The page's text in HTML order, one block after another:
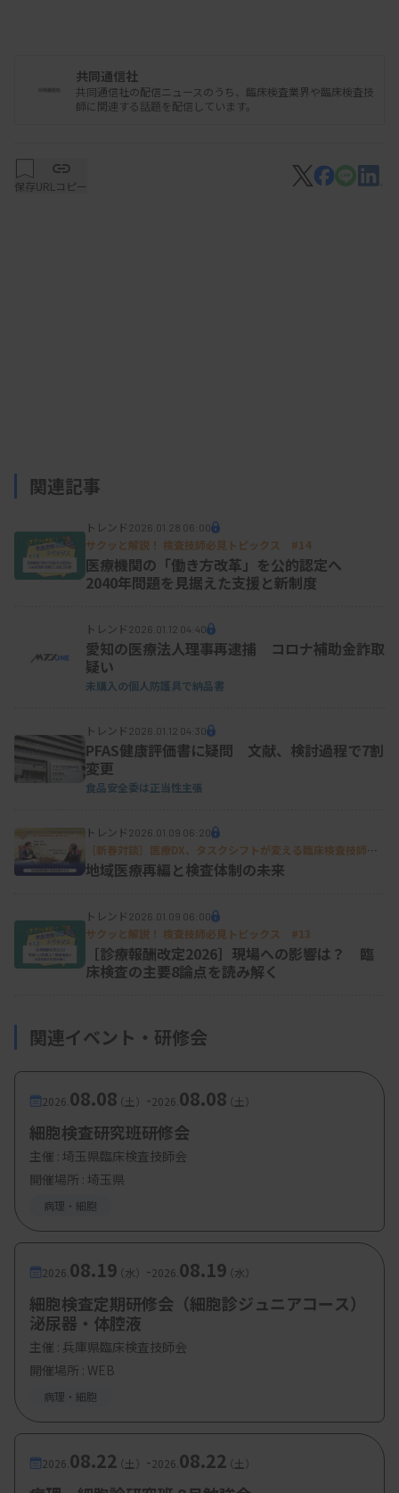
共同通信社
共同通信社の配信ニュースのうち、臨床検査業界や臨床検査技
師に関連する話題を配信しています。
保存URLコピー
関連記事
トレンド 2026.01.28 06:00
サクッと解説！ 検査技師必見トピックス #14
医療機関の「働き方改革」を公的認定へ
2040年問題を見据えた支援と新制度
トレンド 2026.01.12 04:40
愛知の医療法人理事再逮捕 コロナ補助金詐取
疑い
未購入の個人防護具で納品書
トレンド 2026.01.12 04:30
PFAS健康評価書に疑問 文献、検討過程で7割
変更
食品安全委は正当性主張
トレンド 2026.01.09 06:20
［新春対談］医療DX、タスクシフトが変える臨床検査技師の
役割 現場・政策の最前線から読み解く未来（下）
地域医療再編と検査体制の未来
トレンド 2026.01.09 06:00
サクッと解説！ 検査技師必見トピックス #13
［診療報酬改定2026］現場への影響は？ 臨
床検査の主要8論点を読み解く
関連イベント・研修会
2026. 08.08（土） -2026. 08.08（土）
細胞検査研究班研修会
主催 : 埼玉県臨床検査技師会
開催場所 : 埼玉県
病理・細胞
2026. 08.19（水） -2026. 08.19（水）
細胞検査定期研修会（細胞診ジュニアコース）
泌尿器・体腔液
主催 : 兵庫県臨床検査技師会
開催場所 : WEB
病理・細胞
2026. 08.22（土） -2026. 08.22（土）